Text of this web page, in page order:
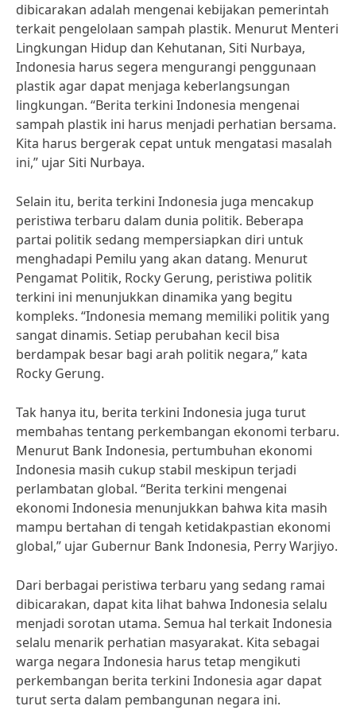
dibicarakan adalah mengenai kebijakan pemerintah
terkait pengelolaan sampah plastik. Menurut Menteri
Lingkungan Hidup dan Kehutanan, Siti Nurbaya,
Indonesia harus segera mengurangi penggunaan
plastik agar dapat menjaga keberlangsungan
lingkungan. “Berita terkini Indonesia mengenai
sampah plastik ini harus menjadi perhatian bersama.
Kita harus bergerak cepat untuk mengatasi masalah
ini,” ujar Siti Nurbaya.
Selain itu, berita terkini Indonesia juga mencakup
peristiwa terbaru dalam dunia politik. Beberapa
partai politik sedang mempersiapkan diri untuk
menghadapi Pemilu yang akan datang. Menurut
Pengamat Politik, Rocky Gerung, peristiwa politik
terkini ini menunjukkan dinamika yang begitu
kompleks. “Indonesia memang memiliki politik yang
sangat dinamis. Setiap perubahan kecil bisa
berdampak besar bagi arah politik negara,” kata
Rocky Gerung.
Tak hanya itu, berita terkini Indonesia juga turut
membahas tentang perkembangan ekonomi terbaru.
Menurut Bank Indonesia, pertumbuhan ekonomi
Indonesia masih cukup stabil meskipun terjadi
perlambatan global. “Berita terkini mengenai
ekonomi Indonesia menunjukkan bahwa kita masih
mampu bertahan di tengah ketidakpastian ekonomi
global,” ujar Gubernur Bank Indonesia, Perry Warjiyo.
Dari berbagai peristiwa terbaru yang sedang ramai
dibicarakan, dapat kita lihat bahwa Indonesia selalu
menjadi sorotan utama. Semua hal terkait Indonesia
selalu menarik perhatian masyarakat. Kita sebagai
warga negara Indonesia harus tetap mengikuti
perkembangan berita terkini Indonesia agar dapat
turut serta dalam pembangunan negara ini.